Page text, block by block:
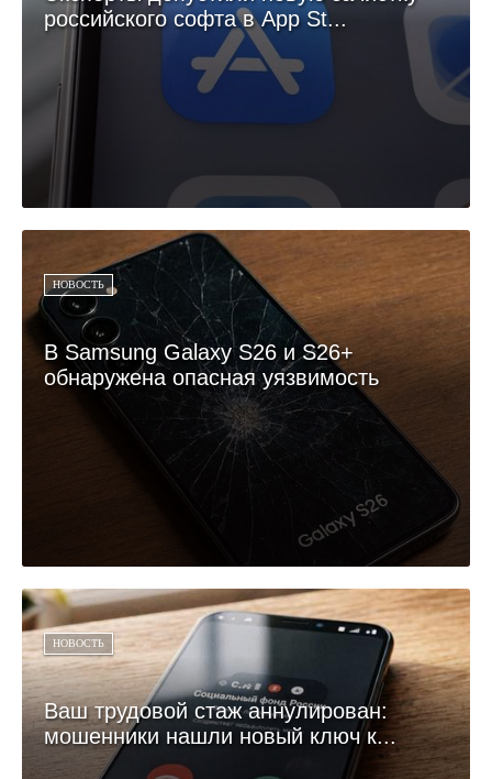
российского софта в App St...
НОВОСТЬ
В Samsung Galaxy S26 и S26+
обнаружена опасная уязвимость
НОВОСТЬ
Ваш трудовой стаж аннулирован:
мошенники нашли новый ключ к...